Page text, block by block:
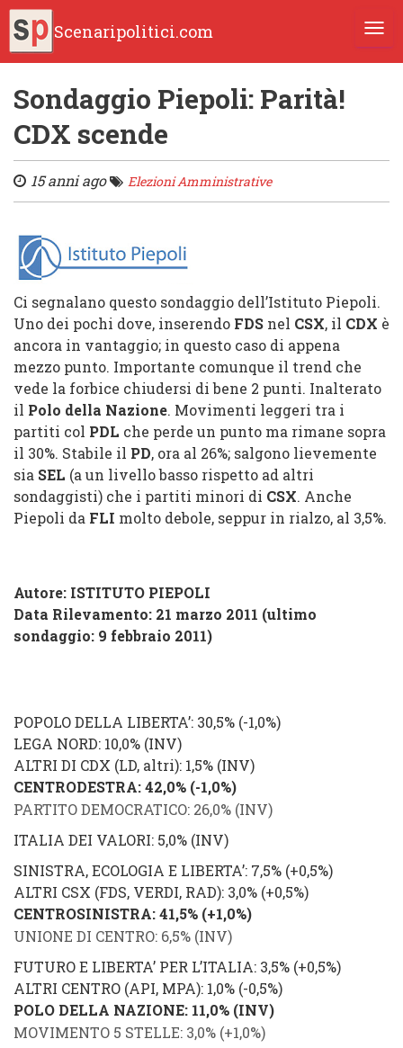
Scenaripolitici.com
Sondaggio Piepoli: Parità!
CDX scende
15 anni ago Elezioni Amministrative
Ci segnalano questo sondaggio dell’Istituto Piepoli.
Uno dei pochi dove, inserendo FDS nel CSX, il CDX è
ancora in vantaggio; in questo caso di appena
mezzo punto. Importante comunque il trend che
vede la forbice chiudersi di bene 2 punti. Inalterato
il Polo della Nazione. Movimenti leggeri tra i
partiti col PDL che perde un punto ma rimane sopra
il 30%. Stabile il PD, ora al 26%; salgono lievemente
sia SEL (a un livello basso rispetto ad altri
sondaggisti) che i partiti minori di CSX. Anche
Piepoli da FLI molto debole, seppur in rialzo, al 3,5%.
Autore: ISTITUTO PIEPOLI
Data Rilevamento: 21 marzo 2011 (ultimo
sondaggio: 9 febbraio 2011)
POPOLO DELLA LIBERTA’: 30,5% (-1,0%)
LEGA NORD: 10,0% (INV)
ALTRI DI CDX (LD, altri): 1,5% (INV)
CENTRODESTRA: 42,0% (-1,0%)
PARTITO DEMOCRATICO: 26,0% (INV)
ITALIA DEI VALORI: 5,0% (INV)
SINISTRA, ECOLOGIA E LIBERTA’: 7,5% (+0,5%)
ALTRI CSX (FDS, VERDI, RAD): 3,0% (+0,5%)
CENTROSINISTRA: 41,5% (+1,0%)
UNIONE DI CENTRO: 6,5% (INV)
FUTURO E LIBERTA’ PER L’ITALIA: 3,5% (+0,5%)
ALTRI CENTRO (API, MPA): 1,0% (-0,5%)
POLO DELLA NAZIONE: 11,0% (INV)
MOVIMENTO 5 STELLE: 3,0% (+1,0%)